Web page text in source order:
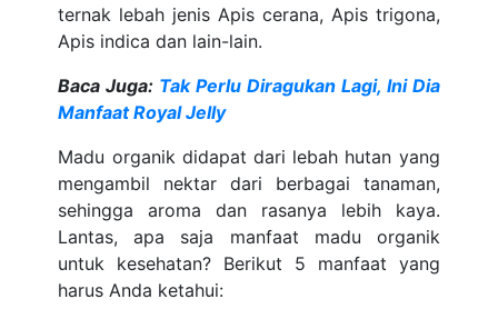
ternak lebah jenis Apis cerana, Apis trigona,
Apis indica dan lain-lain.
Baca Juga: Tak Perlu Diragukan Lagi, Ini Dia
Manfaat Royal Jelly
Madu organik didapat dari lebah hutan yang
mengambil nektar dari berbagai tanaman,
sehingga aroma dan rasanya lebih kaya.
Lantas, apa saja manfaat madu organik
untuk kesehatan? Berikut 5 manfaat yang
harus Anda ketahui: